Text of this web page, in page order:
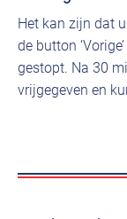
Het kan zijn dat
de button
gestopt. Na 30
vrijgegeven en